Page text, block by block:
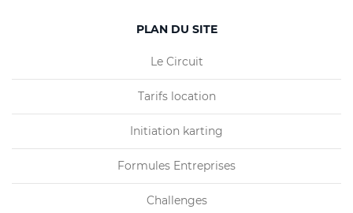
PLAN DU SITE
Le Circuit
Tarifs location
Initiation karting
Formules Entreprises
Challenges